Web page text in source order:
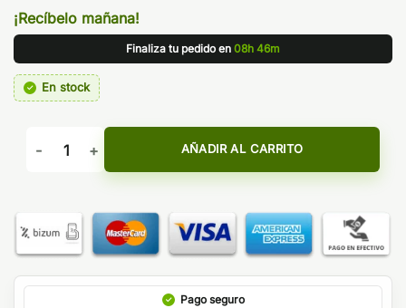
¡Recíbelo mañana!
Finaliza tu pedido en 08h 46m
En stock
Star Dawg - Orange County CBD 10ml cantidad
AÑADIR AL CARRITO
Pago seguro